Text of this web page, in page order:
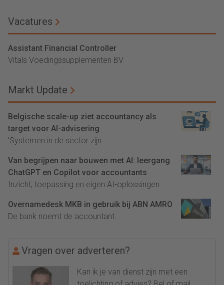
Vacatures
Assistant Financial Controller
Vitals Voedingssupplementen BV
Markt Update
Belgische scale-up ziet accountancy als
target voor AI-advisering
'Systemen in de sector zijn...
Van begrijpen naar bouwen met AI: leergang
ChatGPT en Copilot voor accountants
Inzicht, toepassing en eigen AI-oplossingen...
Overnamedesk MKB in gebruik bij ABN AMRO
De bank noemt de accountant...
Vragen over adverteren?
Kan ik je van dienst zijn met een